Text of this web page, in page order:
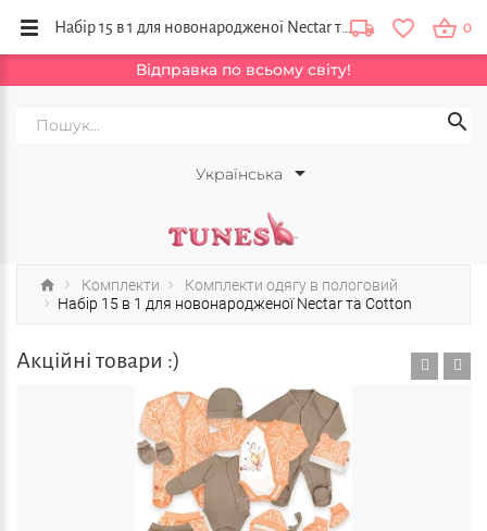
Відправка по всьому світу!
Українська
0
Комплекти
Комплекти одягу в пологовий
Набір 15 в 1 для новонародженої Nectar та Cotton
Акційні товари :)